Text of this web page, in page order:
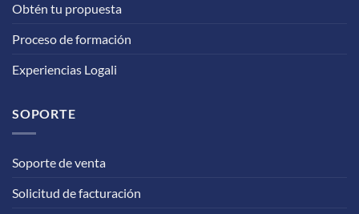
Obtén tu propuesta
Proceso de formación
Experiencias Logali
SOPORTE
Soporte de venta
Solicitud de facturación